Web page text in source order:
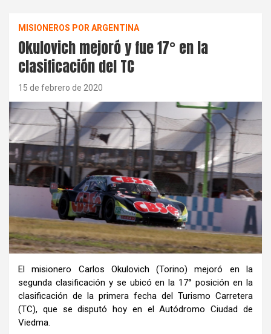
MISIONEROS POR ARGENTINA
Okulovich mejoró y fue 17° en la
clasificación del TC
15 de febrero de 2020
El misionero Carlos Okulovich (Torino) mejoró en la
segunda clasificación y se ubicó en la 17° posición en la
clasificación de la primera fecha del Turismo Carretera
(TC), que se disputó hoy en el Autódromo Ciudad de
Viedma.